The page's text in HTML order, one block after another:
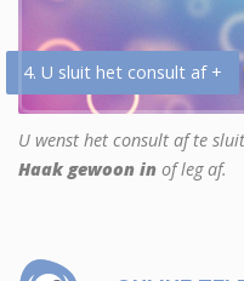
4. U sluit het consult af +
U wenst het consult af te
Haak gewoon in of leg af.